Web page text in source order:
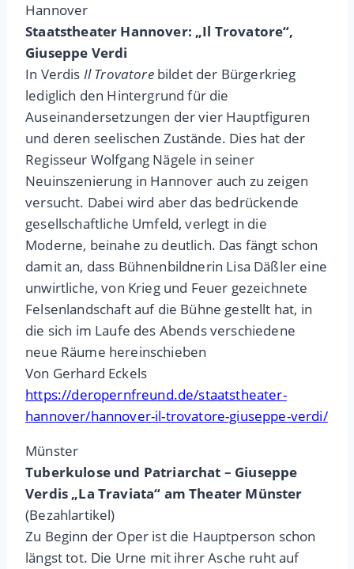
Hannover
Staatstheater Hannover: „Il Trovatore“,
Giuseppe Verdi
In Verdis Il Trovatore bildet der Bürgerkrieg
lediglich den Hintergrund für die
Auseinandersetzungen der vier Hauptfiguren
und deren seelischen Zustände. Dies hat der
Regisseur Wolfgang Nägele in seiner
Neuinszenierung in Hannover auch zu zeigen
versucht. Dabei wird aber das bedrückende
gesellschaftliche Umfeld, verlegt in die
Moderne, beinahe zu deutlich. Das fängt schon
damit an, dass Bühnenbildnerin Lisa Däßler eine
unwirtliche, von Krieg und Feuer gezeichnete
Felsenlandschaft auf die Bühne gestellt hat, in
die sich im Laufe des Abends verschiedene
neue Räume hereinschieben
Von Gerhard Eckels
https://deropernfreund.de/staatstheater-
hannover/hannover-il-trovatore-giuseppe-verdi/
Münster
Tuberkulose und Patriarchat – Giuseppe
Verdis „La Traviata“ am Theater Münster
(Bezahlartikel)
Zu Beginn der Oper ist die Hauptperson schon
längst tot. Die Urne mit ihrer Asche ruht auf